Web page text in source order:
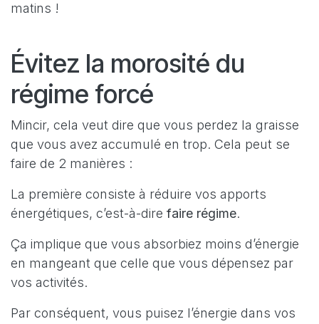
matins !
Évitez la morosité du
régime forcé
Mincir, cela veut dire que vous perdez la graisse
que vous avez accumulé en trop. Cela peut se
faire de 2 manières :
La première consiste à réduire vos apports
énergétiques, c’est-à-dire faire régime.
Ça implique que vous absorbiez moins d’énergie
en mangeant que celle que vous dépensez par
vos activités.
Par conséquent, vous puisez l’énergie dans vos